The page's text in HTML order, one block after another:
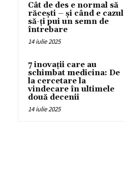
Cât de des e normal să
răcești – și când e cazul
să-ți pui un semn de
întrebare
14 iulie 2025
7 inovații care au
schimbat medicina: De
la cercetare la
vindecare în ultimele
două decenii
14 iulie 2025